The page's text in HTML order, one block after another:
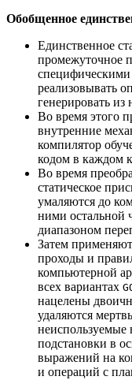
Обобщенное
Единственное
промежуточное
реализовывать
генерировать
Во время этого
внутренние
компилятор
кодом в каждом
Во время
статическое
умаляются до
ними остальной
диапазоном
Затем
проходы и
компьютерной
всех вариантах
нацелены
удаляются
подстановки в
выражений на
и операций с